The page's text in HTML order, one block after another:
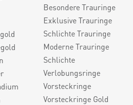
Besondere Trauringe
Exklusive Trauringe
Schlichte Trauringe
Moderne Trauringe
Schlichte
Verlobungsringe
Vorsteckringe
Vorsteckringe Gold